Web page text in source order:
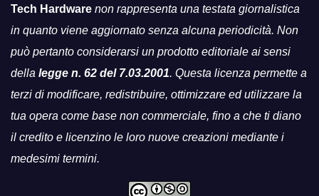
Tech Hardware non rappresenta una testata giornalistica
in quanto viene aggiornato senza alcuna periodicità. Non
può pertanto considerarsi un prodotto editoriale ai sensi
della legge n. 62 del 7.03.2001. Questa licenza permette a
terzi di modificare, redistribuire, ottimizzare ed utilizzare la
tua opera come base non commerciale, fino a che ti diano
il credito e licenzino le loro nuove creazioni mediante i
medesimi termini.